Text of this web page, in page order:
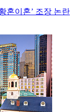
혼이혼’ 조장 논란